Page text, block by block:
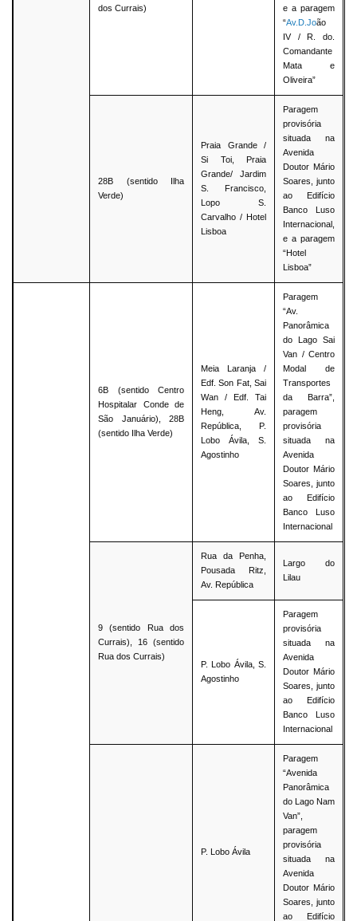
dos Currais)
e a paragem
“Av.D.João
IV / R. do.
Comandante
Mata e
Oliveira”
28B (sentido Ilha
Verde)
Praia Grande /
Si Toi, Praia
Grande/ Jardim
S. Francisco,
Lopo S.
Carvalho / Hotel
Lisboa
Paragem
provisória
situada na
Avenida
Doutor Mário
Soares, junto
ao Edifício
Banco Luso
Internacional,
e a paragem
“Hotel
Lisboa”
6B (sentido Centro
Hospitalar Conde de
São Januário), 28B
(sentido Ilha Verde)
Meia Laranja /
Edf. Son Fat, Sai
Wan / Edf. Tai
Heng, Av.
República, P.
Lobo Ávila, S.
Agostinho
Paragem
“Av.
Panorâmica
do Lago Sai
Van / Centro
Modal de
Transportes
da Barra”,
paragem
provisória
situada na
Avenida
Doutor Mário
Soares, junto
ao Edifício
Banco Luso
Internacional
9 (sentido Rua dos
Currais), 16 (sentido
Rua dos Currais)
Rua da Penha,
Pousada Ritz,
Av. República
Largo do
Lilau
P. Lobo Ávila, S.
Agostinho
Paragem
provisória
situada na
Avenida
Doutor Mário
Soares, junto
ao Edifício
Banco Luso
Internacional
P. Lobo Ávila
Paragem
“Avenida
Panorâmica
do Lago Nam
Van”,
paragem
provisória
situada na
Avenida
Doutor Mário
Soares, junto
ao Edifício